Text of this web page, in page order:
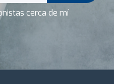
cerca de mí